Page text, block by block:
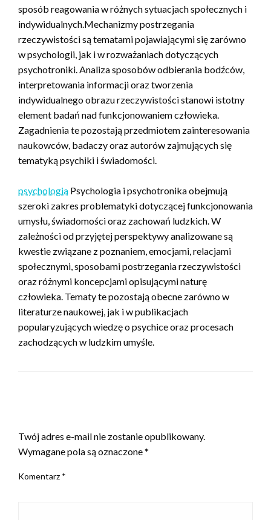
sposób reagowania w różnych sytuacjach społecznych i
indywidualnych.Mechanizmy postrzegania
rzeczywistości są tematami pojawiającymi się zarówno
w psychologii, jak i w rozważaniach dotyczących
psychotroniki. Analiza sposobów odbierania bodźców,
interpretowania informacji oraz tworzenia
indywidualnego obrazu rzeczywistości stanowi istotny
element badań nad funkcjonowaniem człowieka.
Zagadnienia te pozostają przedmiotem zainteresowania
naukowców, badaczy oraz autorów zajmujących się
tematyką psychiki i świadomości.
psychologia Psychologia i psychotronika obejmują
szeroki zakres problematyki dotyczącej funkcjonowania
umysłu, świadomości oraz zachowań ludzkich. W
zależności od przyjętej perspektywy analizowane są
kwestie związane z poznaniem, emocjami, relacjami
społecznymi, sposobami postrzegania rzeczywistości
oraz różnymi koncepcjami opisującymi naturę
człowieka. Tematy te pozostają obecne zarówno w
literaturze naukowej, jak i w publikacjach
popularyzujących wiedzę o psychice oraz procesach
zachodzących w ludzkim umyśle.
Twój adres e-mail nie zostanie opublikowany.
Wymagane pola są oznaczone*
Komentarz *